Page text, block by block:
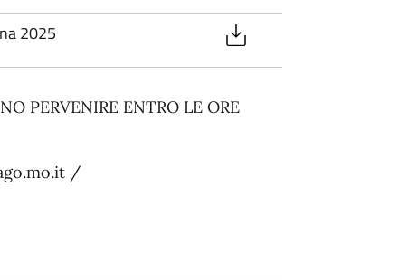
2025
PERVENIRE ENTRO LE ORE
/